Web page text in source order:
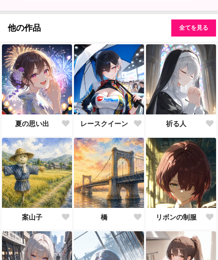
他の作品 全てを見る
夏の思い出 レースクイーン 祈る人
案山子 橋 リボンの制服